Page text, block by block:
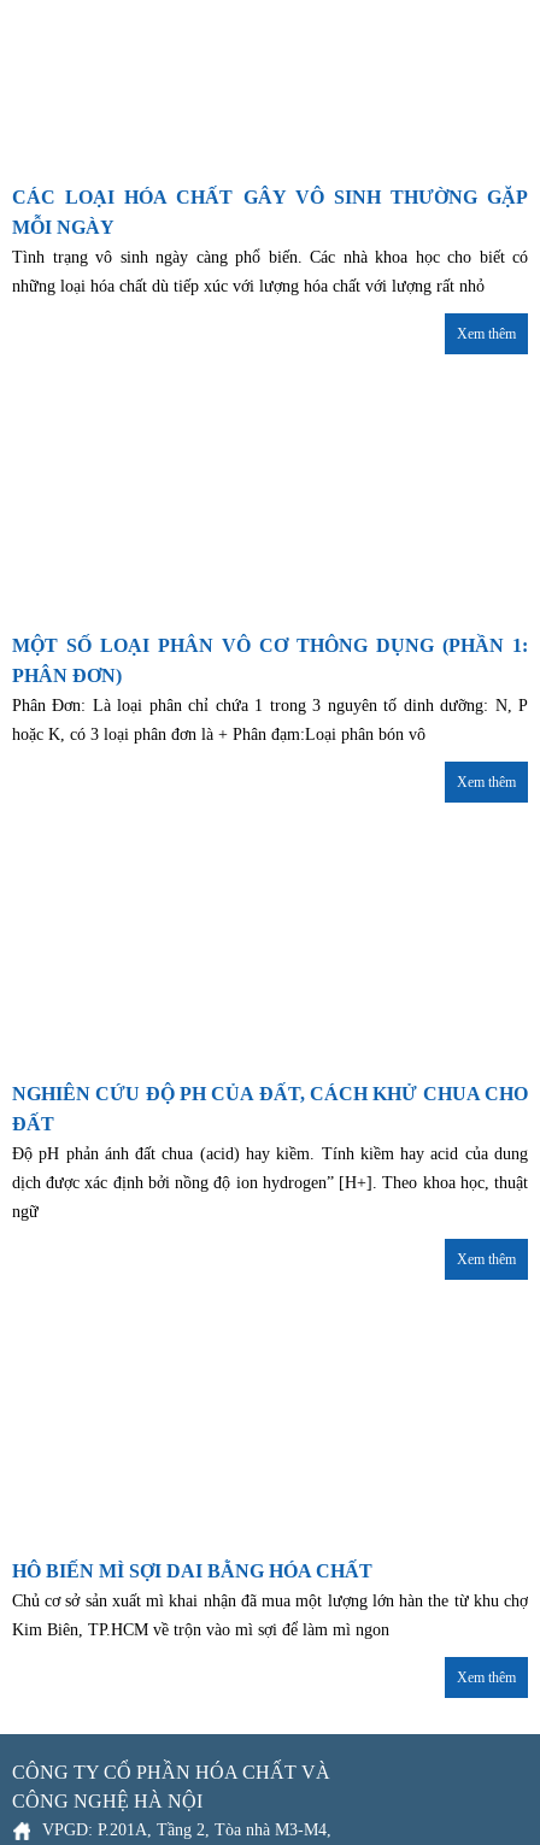
CÁC LOẠI HÓA CHẤT GÂY VÔ SINH THƯỜNG GẶP
MỖI NGÀY
Tình trạng vô sinh ngày càng phổ biến. Các nhà khoa học cho biết có
những loại hóa chất dù tiếp xúc với lượng hóa chất với lượng rất nhỏ
Xem thêm
MỘT SỐ LOẠI PHÂN VÔ CƠ THÔNG DỤNG (PHẦN 1:
PHÂN ĐƠN)
Phân Đơn: Là loại phân chỉ chứa 1 trong 3 nguyên tố dinh dưỡng: N, P
hoặc K, có 3 loại phân đơn là + Phân đạm:Loại phân bón vô
Xem thêm
NGHIÊN CỨU ĐỘ PH CỦA ĐẤT, CÁCH KHỬ CHUA CHO
ĐẤT
Độ pH phản ánh đất chua (acid) hay kiềm. Tính kiềm hay acid của dung
dịch được xác định bởi nồng độ ion hydrogen” [H+]. Theo khoa học, thuật
ngữ
Xem thêm
HÔ BIẾN MÌ SỢI DAI BẰNG HÓA CHẤT
Chủ cơ sở sản xuất mì khai nhận đã mua một lượng lớn hàn the từ khu chợ
Kim Biên, TP.HCM về trộn vào mì sợi để làm mì ngon
Xem thêm
CÔNG TY CỔ PHẦN HÓA CHẤT VÀ
CÔNG NGHỆ HÀ NỘI
VPGD: P.201A, Tầng 2, Tòa nhà M3-M4,